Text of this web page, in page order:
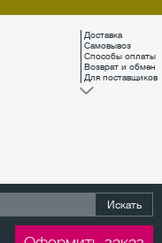
Доставка
Самовывоз
Способы оплаты
Возврат и обмен
Для поставщиков
Искать